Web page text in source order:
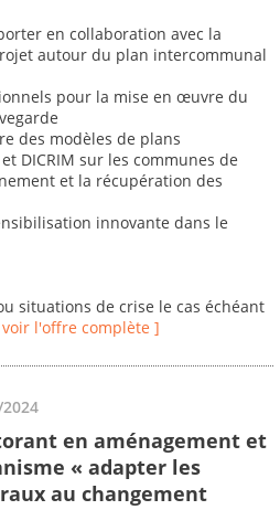
en collaboration avec la
autour du plan intercommunal
pour la mise en œuvre du
des modèles de plans
DICRIM sur les communes de
et la récupération des
innovante dans le
situations de crise le cas échéant
l'offre complète ]
en aménagement et
« adapter les
au changement